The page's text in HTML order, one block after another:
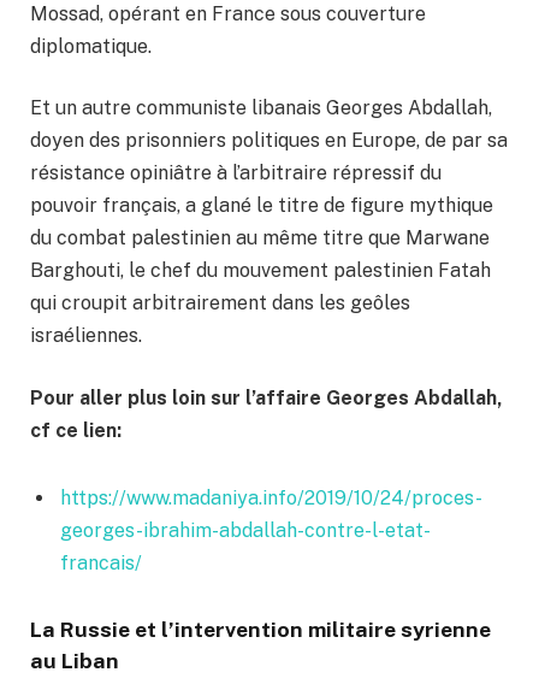
Mossad, opérant en France sous couverture
diplomatique.
Et un autre communiste libanais Georges Abdallah,
doyen des prisonniers politiques en Europe, de par sa
résistance opiniâtre à l’arbitraire répressif du
pouvoir français, a glané le titre de figure mythique
du combat palestinien au même titre que Marwane
Barghouti, le chef du mouvement palestinien Fatah
qui croupit arbitrairement dans les geôles
israéliennes.
Pour aller plus loin sur l’affaire Georges Abdallah,
cf ce lien:
https://www.madaniya.info/2019/10/24/proces-
georges-ibrahim-abdallah-contre-l-etat-
francais/
La Russie et l’intervention militaire syrienne
au Liban